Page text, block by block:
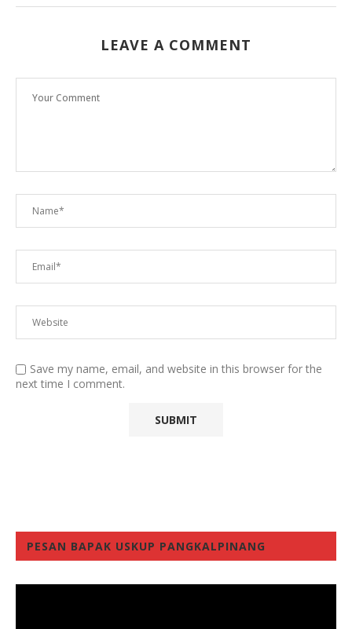
LEAVE A COMMENT
Save my name, email, and website in this browser for the
next time I comment.
PESAN BAPAK USKUP PANGKALPINANG